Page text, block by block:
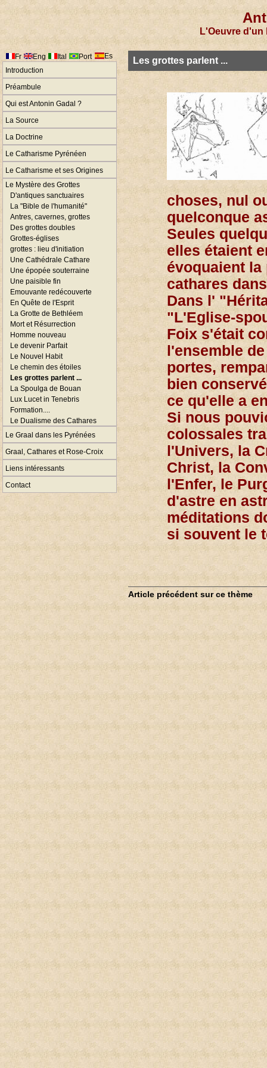
L'Oeuvre
Fr Eng Ital Port
Es
Introduction
Préambule
Qui est Antonin Gadal ?
La Source
La Doctrine
Le Catharisme Pyrénéen
Le Catharisme et ses Origines
Le Mystère des Grottes
D'antiques sanctuaires
La "Bible de l'humanité"
Antres, cavernes, grottes
Des grottes doubles
Grottes-églises
grottes : lieu d'initiation
Une Cathédrale Cathare
Une épopée souterraine
Une paisible fin
Emouvante redécouverte
En Quête de l'Esprit
La Grotte de Bethléem
Mort et Résurrection
Homme nouveau
Le devenir Parfait
Le Nouvel Habit
Le chemin des étoiles
Les grottes parlent ...
La Spoulga de Bouan
Lux Lucet in Tenebris
Formation....
Le Dualisme des Cathares
Le Graal dans les Pyrénées
Graal, Cathares et Rose-Croix
Liens intéressants
Contact
Les grottes parlent ...
choses, nul
quelconque
Seules
elles étaient
évoquaient
cathares
Dans l'
"L'Eglise-
Foix s'était
l'ensemble
portes,
bien
ce qu'elle a
Si nous
colossales
l'Univers, la
Christ, la
l'Enfer, le
d'astre en
méditations
si souvent le
Article précédent sur ce thème